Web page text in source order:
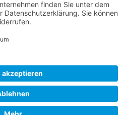
zzgl.Versandkostenund ggf.
nicht anders beschrieben
Datenschutz
mit Shopware